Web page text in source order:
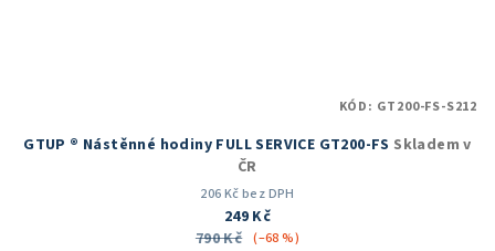
GTUP ® Nástěnné hodiny FULL SERVICE GT200-FS Skladem v
ČR
206 Kč bez DPH
249 Kč
790 Kč (–68 %)
KÓD: GT200-FS-S212